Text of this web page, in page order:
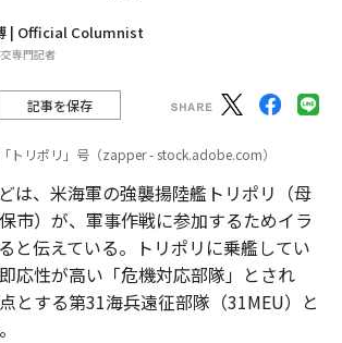
| Official Columnist
専門記者
記事を保存
トリポリ」号（zapper - stock.adobe.com）
は、米海軍の強襲揚陸艦トリポリ（母
市）が、軍事作戦に参加するためイラ
と伝えている。トリポリに乗艦してい
応性が高い「危機対応部隊」とされ
とする第31海兵遠征部隊（31MEU）と